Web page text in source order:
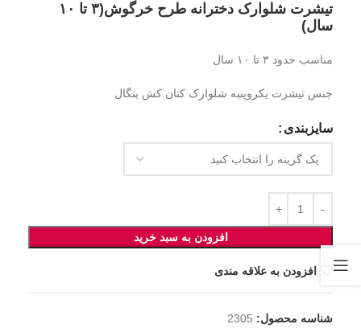
تیشرت شلوارک دخترانه طرح خرگوش(۳ تا ۱۰
سال)
مناسب حدود ۳ تا ۱۰ سال
جنس تیشرت یکروپنبه شلوارک کتان کش بنگال
سایزبندی
افزودن به سبد خرید
افزودن به علاقه مندی
شناسه محصول: 2305